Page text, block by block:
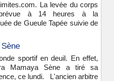
La levée du corps
à 14 heures à la
de Gueule Tapée suivie de
sportif en deuil. En effet,
Mamaya Sène a tiré sa
ce lundi. L'ancien arbitre